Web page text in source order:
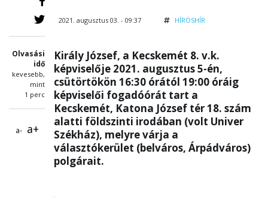
Olvasási
idő
kevesebb,
mint
1 perc
a- a+
2021. augusztus 03. - 09:37 HÍRÖSHÍR
Király József, a Kecskemét 8. v.k.
képviselője 2021. augusztus 5-én,
csütörtökön 16:30 órától 19:00 óráig
képviselői fogadóórát tart a
Kecskemét, Katona József tér 18. szám
alatti földszinti irodában (volt Univer
Székház), melyre várja a
választókerület (belváros, Árpádváros)
polgárait.